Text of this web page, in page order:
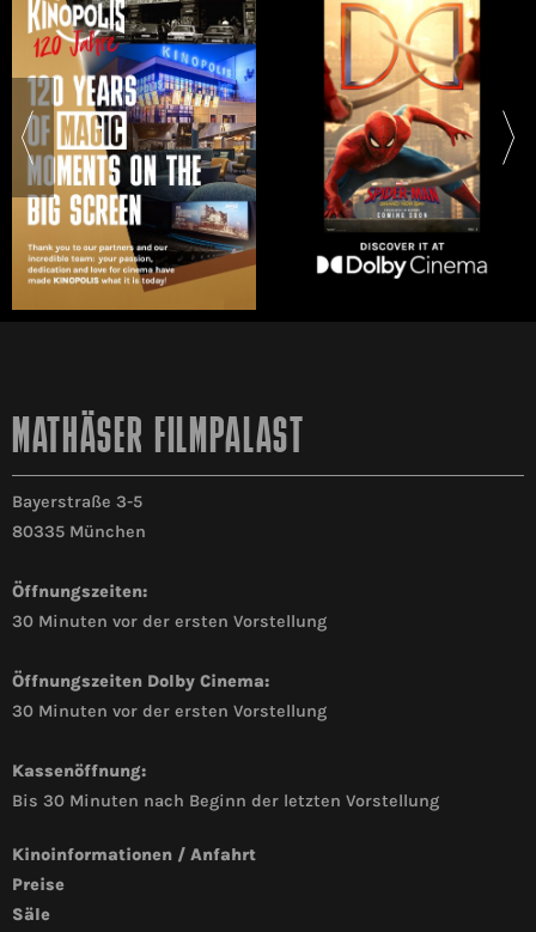
MATHÄSER FILMPALAST
Bayerstraße 3-5
80335 München
Öffnungszeiten:
30 Minuten vor der ersten Vorstellung
Öffnungszeiten Dolby Cinema:
30 Minuten vor der ersten Vorstellung
Kassenöffnung:
Bis 30 Minuten nach Beginn der letzten Vorstellung
Kinoinformationen / Anfahrt
Preise
Säle